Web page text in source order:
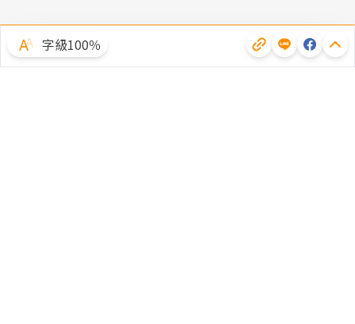
字級100％